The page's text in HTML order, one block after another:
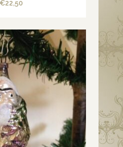
€22,50